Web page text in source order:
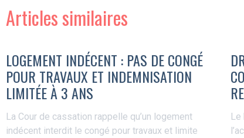
Articles similaires
LOGEMENT INDÉCENT : PAS DE CONGÉ
POUR TRAVAUX ET INDEMNISATION
LIMITÉE À 3 ANS
La Cour de cassation rappelle qu’un logement
indécent interdit le congé pour travaux et limite
Le